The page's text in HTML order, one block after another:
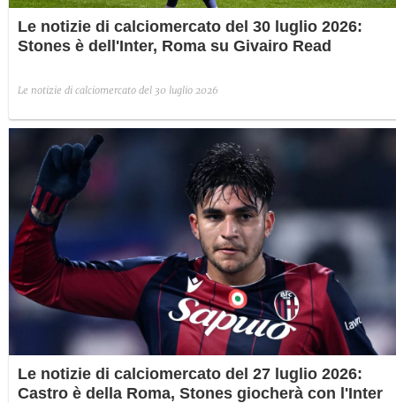
Le notizie di calciomercato del 30 luglio 2026:
Stones è dell'Inter, Roma su Givairo Read
Le notizie di calciomercato del 30 luglio 2026
Le notizie di calciomercato del 27 luglio 2026:
Castro è della Roma, Stones giocherà con l'Inter